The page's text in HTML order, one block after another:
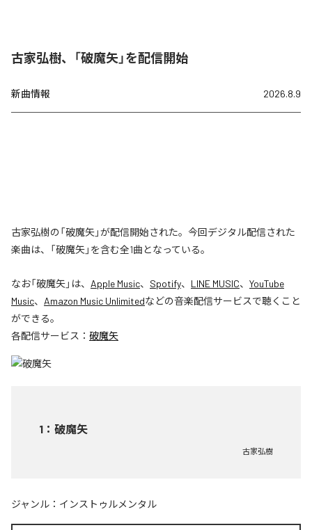
古家弘樹、「破魔矢」を配信開始
新曲情報 2026.8.9
古家弘樹の「破魔矢」が配信開始された。今回デジタル配信された
楽曲は、「破魔矢」を含む全1曲となっている。
なお「破魔矢」は、 Apple Music、 Spotify、 LINE MUSIC、 YouTube
Music、 Amazon Music Unlimitedなどの音楽配信サービスで聴くこと
ができる。
各配信サービス： 破魔矢
1 ： 破魔矢
古家弘樹
ジャンル： インストゥルメンタル